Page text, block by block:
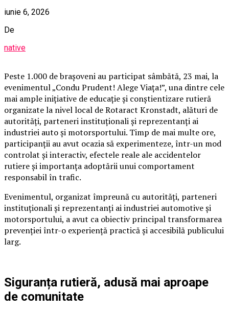
iunie 6, 2026
De
native
Peste 1.000 de brașoveni au participat sâmbătă, 23 mai, la
evenimentul „Condu Prudent! Alege Viața!”, una dintre cele
mai ample inițiative de educație și conștientizare rutieră
organizate la nivel local de Rotaract Kronstadt, alături de
autorități, parteneri instituționali și reprezentanți ai
industriei auto și motorsportului. Timp de mai multe ore,
participanții au avut ocazia să experimenteze, într-un mod
controlat și interactiv, efectele reale ale accidentelor
rutiere și importanța adoptării unui comportament
responsabil în trafic.
Evenimentul, organizat împreună cu autorități, parteneri
instituționali și reprezentanți ai industriei automotive și
motorsportului, a avut ca obiectiv principal transformarea
prevenției într-o experiență practică și accesibilă publicului
larg.
Siguranța rutieră, adusă mai aproape
de comunitate